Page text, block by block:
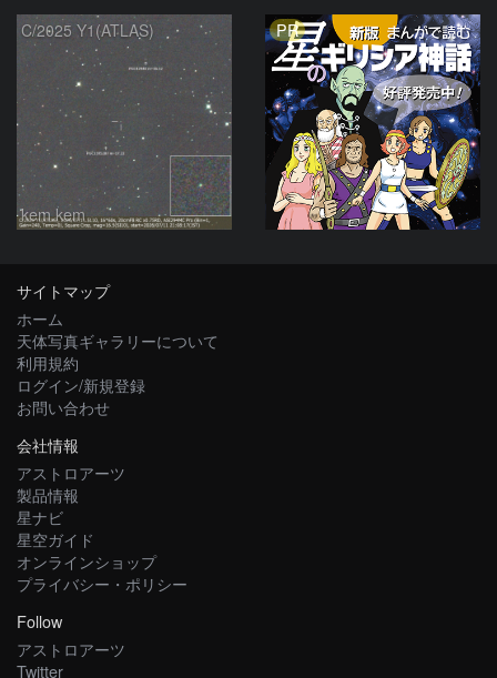
C/2025 Y1(ATLAS)
kem.kem
PR
サイトマップ
ホーム
天体写真ギャラリーについて
利用規約
ログイン/新規登録
お問い合わせ
会社情報
アストロアーツ
製品情報
星ナビ
星空ガイド
オンラインショップ
プライバシー・ポリシー
Follow
アストロアーツ
Twitter